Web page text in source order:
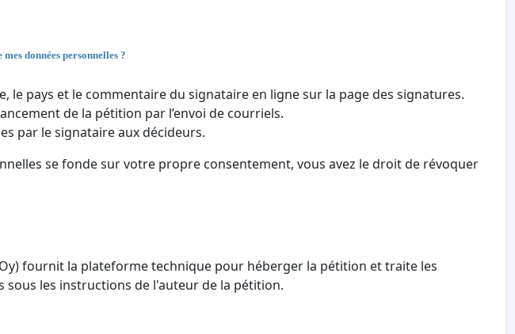
données personnelles ?
le pays et le commentaire du signataire en ligne sur la page des signatures.
de la pétition par l’envoi de courriels.
par le signataire aux décideurs.
se fonde sur votre propre consentement, vous avez le droit de révoquer
fournit la plateforme technique pour héberger la pétition et traite les
les instructions de l'auteur de la pétition.